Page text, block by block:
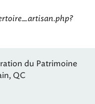
du Patrimoine
QC